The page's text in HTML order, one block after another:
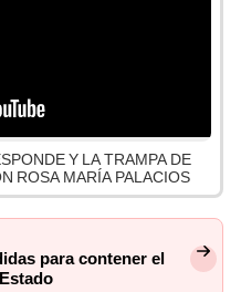
Y LA TRAMPA DE
ROSA MARÍA PALACIOS
para contener el